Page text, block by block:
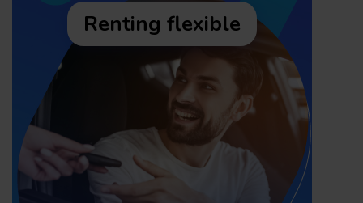
Renting flexible